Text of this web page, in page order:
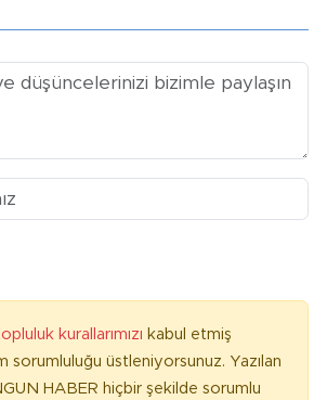
kurallarımızı kabul etmiş
sorumluluğu üstleniyorsunuz. Yazılan
HABER hiçbir şekilde sorumlu